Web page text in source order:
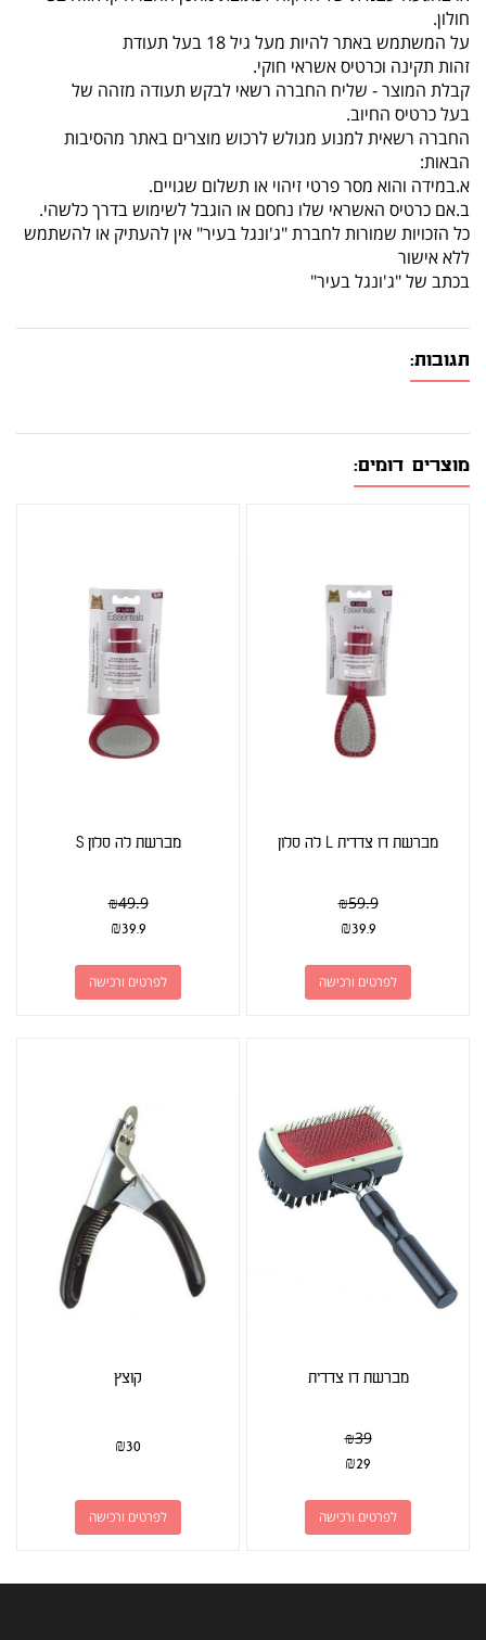
חולון.
על המשתמש באתר להיות מעל גיל 18 בעל תעודת
זהות תקינה וכרטיס אשראי חוקי.
קבלת המוצר - שליח החברה רשאי לבקש תעודה מזהה של
בעל כרטיס החיוב.
החברה רשאית למנוע מגולש לרכוש מוצרים באתר מהסיבות
הבאות:
א.במידה והוא מסר פרטי זיהוי או תשלום שגויים.
ב.אם כרטיס האשראי שלו נחסם או הוגבל לשימוש בדרך כלשהי.
כל הזכויות שמורות לחברת "ג'ונגל בעיר" אין להעתיק או להשתמש
ללא אישור
בכתב של "ג'ונגל בעיר"
תגובות:
מוצרים דומים:
מברשת דו צדדית L לה סלון
₪59.9
₪39.9
לפרטים ורכישה
מברשת לה סלון S
₪49.9
₪39.9
לפרטים ורכישה
מברשת דו צדדית
₪39
₪29
לפרטים ורכישה
קוצץ
₪30
לפרטים ורכישה